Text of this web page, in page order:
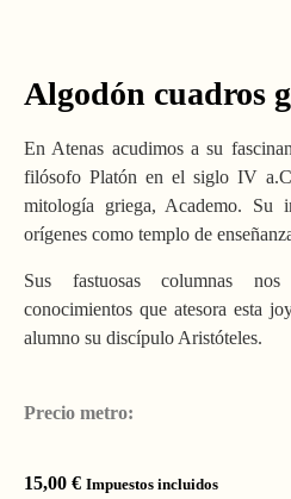
Algodón cuadros
En Atenas acudimos a su
filósofo Platón en el siglo IV
mitología griega, Academo. Su
orígenes como templo de
Sus fastuosas columnas
conocimientos que atesora esta
alumno su discípulo Aristóteles.
Precio metro:
15,00 € Impuestos incluidos